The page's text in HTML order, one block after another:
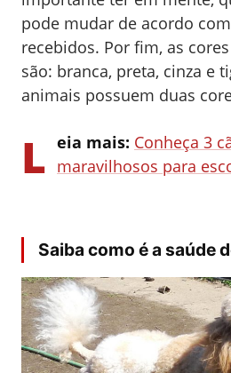
pode mudar de acordo
recebidos. Por fim, as
são: branca, preta, cinza e
animais possuem duas
L eia mais: Conheça 3
maravilhosos para
Saiba como é a saúde